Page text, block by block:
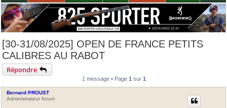
[30-31/08/2025] OPEN DE FRANCE PETITS
CALIBRES AU RABOT
Répondre
1 message • Page 1 sur 1
Bernard PROUST
Administrateur forum